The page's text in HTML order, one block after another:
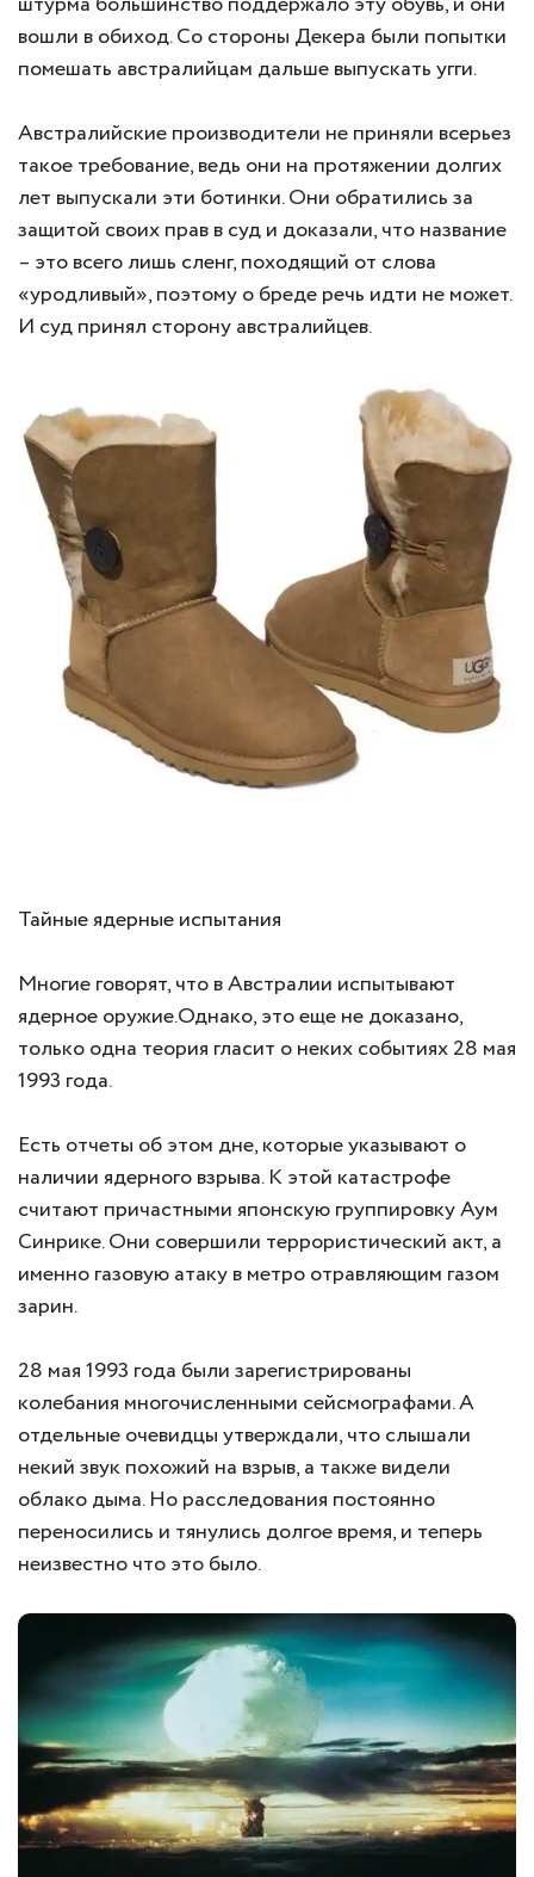
вошли в обиход. Со стороны Декера были попытки
помешать австралийцам дальше выпускать угги.
Австралийские производители не приняли всерьез
такое требование, ведь они на протяжении долгих
лет выпускали эти ботинки. Они обратились за
защитой своих прав в суд и доказали, что название
– это всего лишь сленг, походящий от слова
«уродливый», поэтому о бреде речь идти не может.
И суд принял сторону австралийцев.
Тайные ядерные испытания
Многие говорят, что в Австралии испытывают
ядерное оружие.Однако, это еще не доказано,
только одна теория гласит о неких событиях 28 мая
1993 года.
Есть отчеты об этом дне, которые указывают о
наличии ядерного взрыва. К этой катастрофе
считают причастными японскую группировку Аум
Синрике. Они совершили террористический акт, а
именно газовую атаку в метро отравляющим газом
зарин.
28 мая 1993 года были зарегистрированы
колебания многочисленными сейсмографами. А
отдельные очевидцы утверждали, что слышали
некий звук похожий на взрыв, а также видели
облако дыма. Но расследования постоянно
переносились и тянулись долгое время, и теперь
неизвестно что это было.